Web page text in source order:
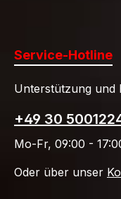
Service-Hotline
Unterstützung und
+49 30
Mo-Fr, 09:00 -
Oder über unser